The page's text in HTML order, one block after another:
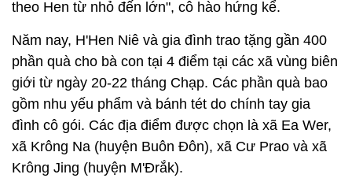
theo Hen từ nhỏ đến lớn", cô hào hứng kể.
Năm nay, H'Hen Niê và gia đình trao tặng gần 400
phần quà cho bà con tại 4 điểm tại các xã vùng biên
giới từ ngày 20-22 tháng Chạp. Các phần quà bao
gồm nhu yếu phẩm và bánh tét do chính tay gia
đình cô gói. Các địa điểm được chọn là xã Ea Wer,
xã Krông Na (huyện Buôn Đôn), xã Cư Prao và xã
Krông Jing (huyện M'Đrắk).